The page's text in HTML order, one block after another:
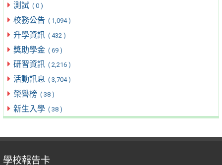
測試 ( 0 )
校務公告 ( 1,094 )
升學資訊 ( 432 )
獎助學金 ( 69 )
研習資訊 ( 2,216 )
活動訊息 ( 3,704 )
榮譽榜 ( 38 )
新生入學 ( 38 )
學校報告卡